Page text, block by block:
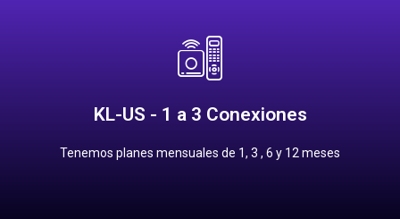
KL-US - 1 a 3 Conexiones
Tenemos planes mensuales de 1, 3 , 6 y 12 meses
3 meses: $650.00 pesos
12 meses: $2,200.00 pesos